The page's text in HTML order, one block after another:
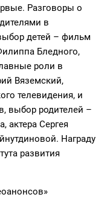
Разговоры о
в
детей – фильм
Бледного,
роли в
Вяземский,
телевидения, и
выбор родителей –
актера Сергея
Награду
развития